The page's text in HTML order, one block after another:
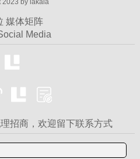
2023 by lakala
媒体矩阵
Media
招商，欢迎留下联系方式